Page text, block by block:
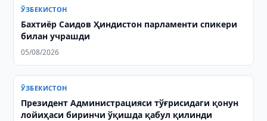
ЎЗБЕКИСТОН
Бахтиёр Саидов Ҳиндистон парламенти спикери
билан учрашди
05/08/2026
ЎЗБЕКИСТОН
Президент Администрацияси тўғрисидаги қонун
лойиҳаси биринчи ўқишда қабул қилинди